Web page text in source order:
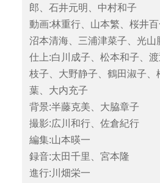
郎、石井元明、中村和子
動画:林重行、山本繁、桜井百
沼本清海、三浦津菜子、光山
仕上:白川成子、松本和子、
枝子、大野静子、鶴田淑子、
葉、大内充子
背景:半藤克美、大脇章子
撮影:広川和行、佐倉紀行
編集:山本暎一
録音:太田千里、宮本隆
進行:川畑栄一